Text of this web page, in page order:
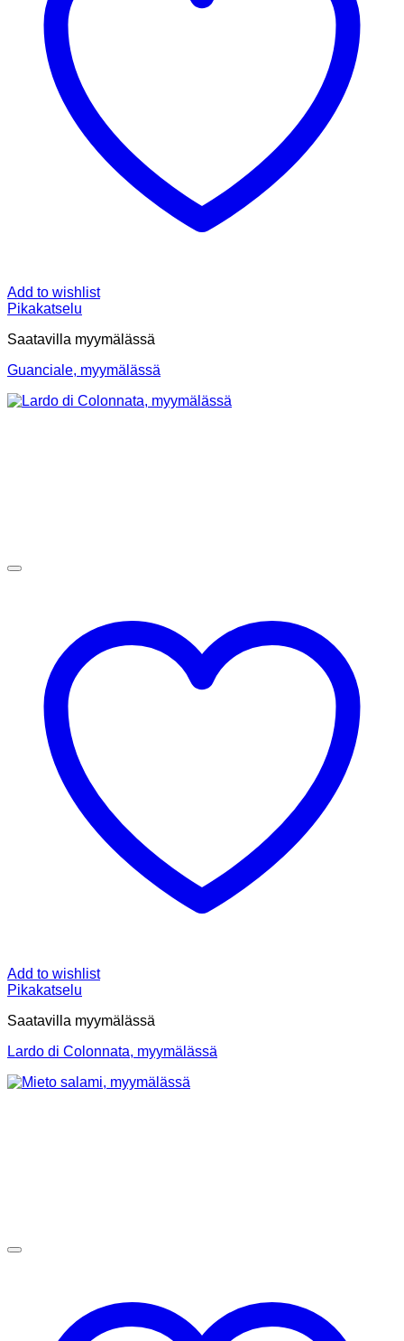
Add to wishlist
Pikakatselu
Saatavilla myymälässä
Guanciale, myymälässä
Add to wishlist
Pikakatselu
Saatavilla myymälässä
Lardo di Colonnata, myymälässä